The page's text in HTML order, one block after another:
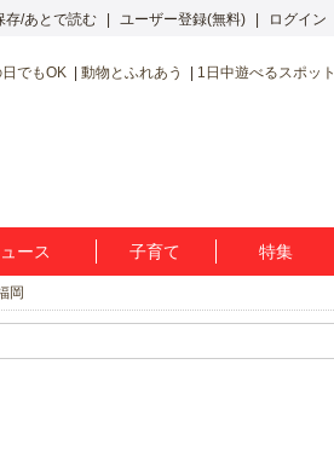
存/あとで読む ユーザー登録(無料) ログイン
でもOK 動物とふれあう 1日中遊べるスポット
ース 子育て 特集
岡